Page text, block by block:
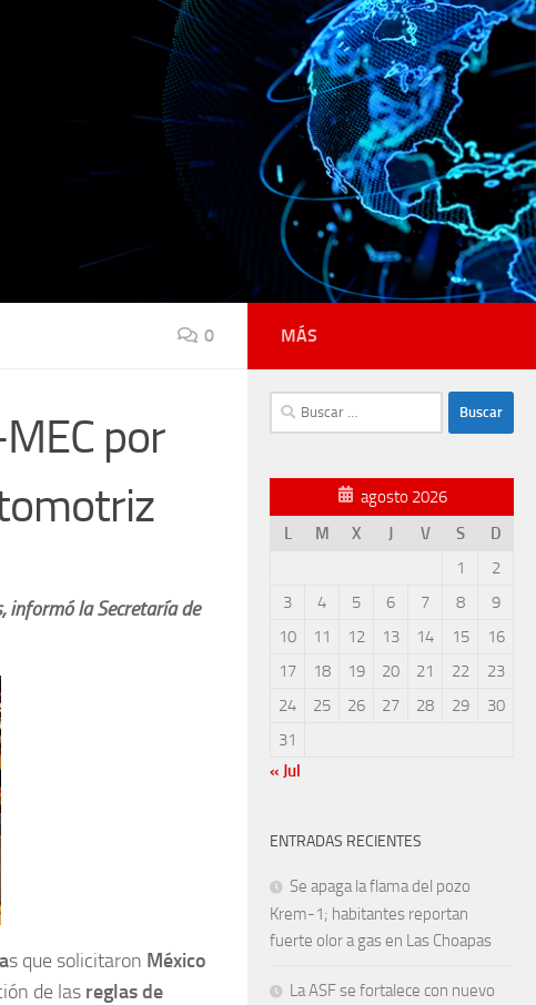
0
por
informó la Secretaría de
s que solicitaron México
de las reglas de
MÁS
Buscar:
agosto 2026
L
M X J V S
D
1
2
3
4 5 6 7 8
9
10
11 12 13 14 15
16
17
18 19 20 21 22
23
24
25 26 27 28 29
30
31
« Jul
ENTRADAS RECIENTES
Se apaga la flama del pozo
Krem-1; habitantes reportan
fuerte olor a gas en Las Choapas
La ASF se fortalece con nuevo